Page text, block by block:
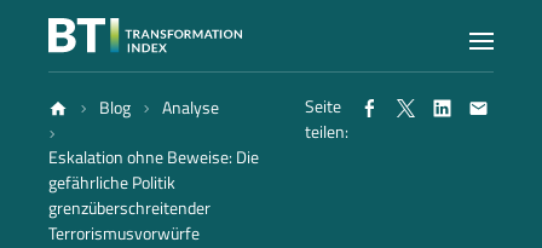
Index
Atlas
Blog
Analyse
Eskalation ohne Beweise: Die
gefährliche Politik
grenzüberschreitender
Terrorismusvorwürfe
Seite
teilen: